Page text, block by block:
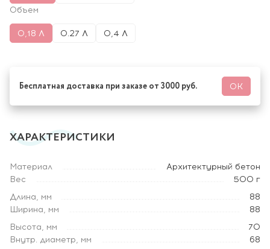
Объем
0,18 Л 0.27 Л 0,4 Л
Бесплатная доставка при заказе от 3000 руб. ОК
ХАРАКТЕРИСТИКИ
Материал
Архитектурный бетон
Вес
500 г
Длина, мм
88
Ширина, мм
88
Высота, мм
70
Внутр. диаметр, мм
68